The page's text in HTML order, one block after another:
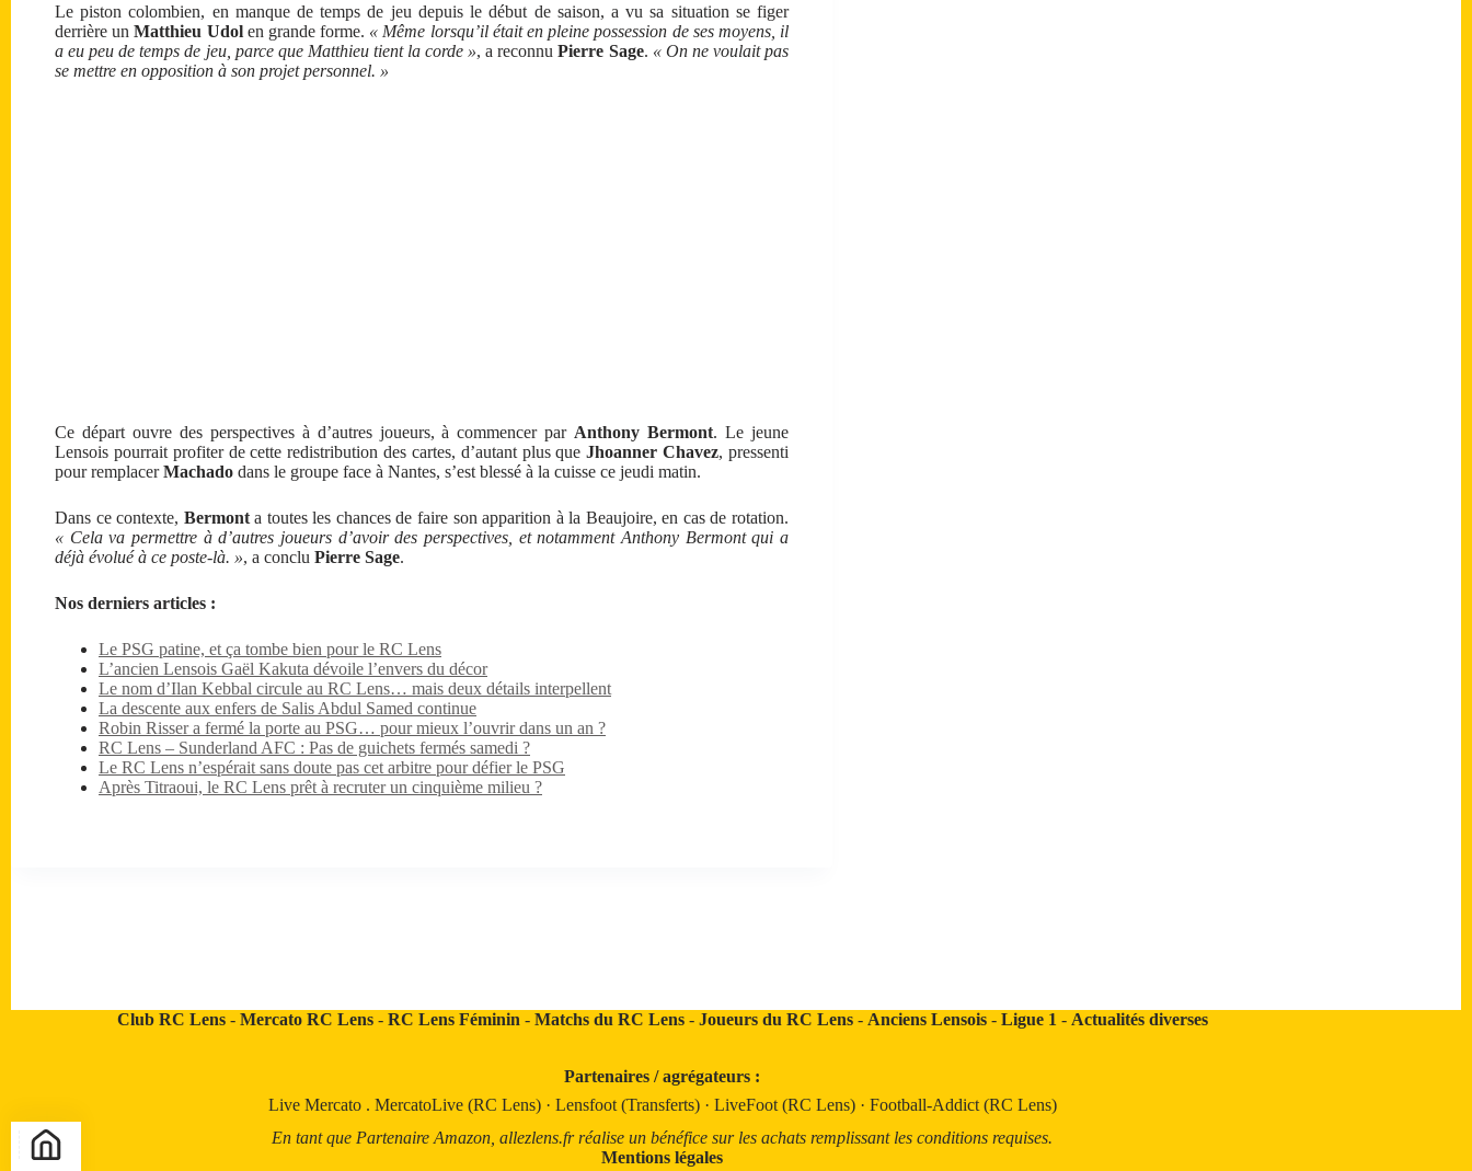
Le piston colombien, en manque de temps de jeu depuis le début de saison, a vu sa situation se figer
derrière unMatthieu Udolen grande forme. « Même lorsqu’il était en pleine possession de ses moyens, il
a eu peu de temps de jeu, parce que Matthieu tient la corde », a reconnuPierre Sage. « On ne voulait pas
se mettre en opposition à son projet personnel. »
Ce départ ouvre des perspectives à d’autres joueurs, à commencer par Anthony Bermont. Le jeune
Lensois pourrait profiter de cette redistribution des cartes, d’autant plus queJhoanner Chavez, pressenti
pour remplacerMachado dans le groupe face à Nantes, s’est blessé à la cuisse ce jeudi matin.
Dans ce contexte, Bermonta toutes les chances de faire son apparition à la Beaujoire, en cas de rotation.
« Cela va permettre à d’autres joueurs d’avoir des perspectives, et notamment Anthony Bermont qui a
déjà évolué à ce poste-là. », a conclu Pierre Sage.
Nos derniers articles :
Le PSG patine, et ça tombe bien pour le RC Lens
L’ancien Lensois Gaël Kakuta dévoile l’envers du décor
Le nom d’Ilan Kebbal circule au RC Lens… mais deux détails interpellent
La descente aux enfers de Salis Abdul Samed continue
Robin Risser a fermé la porte au PSG… pour mieux l’ouvrir dans un an ?
RC Lens – Sunderland AFC : Pas de guichets fermés samedi ?
Le RC Lens n’espérait sans doute pas cet arbitre pour défier le PSG
Après Titraoui, le RC Lens prêt à recruter un cinquième milieu ?
Club RC Lens- Mercato RC Lens- RC Lens Féminin - Matchs du RC Lens- Joueurs du RC Lens- Anciens Lensois- Ligue 1 - Actualités diverses
Partenaires / agrégateurs :
Live Mercato . MercatoLive (RC Lens) · Lensfoot (Transferts) · LiveFoot (RC Lens) · Football-Addict (RC Lens)
En tant que Partenaire Amazon, allezlens.fr réalise un bénéfice sur les achats remplissant les conditions requises.
Mentions légales